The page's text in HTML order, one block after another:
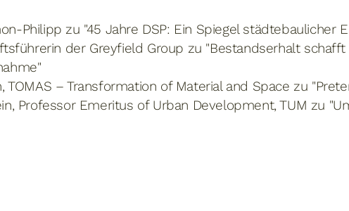
Philipp zu "45 Jahre DSP: Ein Spiegel städtebaulicher
der Greyfield Group zu "Bestandserhalt schafft
TOMAS – Transformation of Material and Space zu
Professor Emeritus of Urban Development, TUM zu